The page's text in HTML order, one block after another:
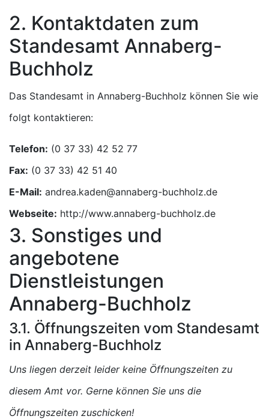
2. Kontaktdaten zum
Standesamt Annaberg-
Buchholz
Das Standesamt in Annaberg-Buchholz können Sie wie
folgt kontaktieren:
Telefon:
Fax:
E-Mail:
Webseite: http://www.annaberg-buchholz.de
3. Sonstiges und
angebotene
Dienstleistungen
Annaberg-Buchholz
3.1. Öffnungszeiten vom Standesamt
in Annaberg-Buchholz
Uns liegen derzeit leider keine Öffnungszeiten zu
diesem Amt vor. Gerne können Sie uns die
Öffnungszeiten zuschicken!